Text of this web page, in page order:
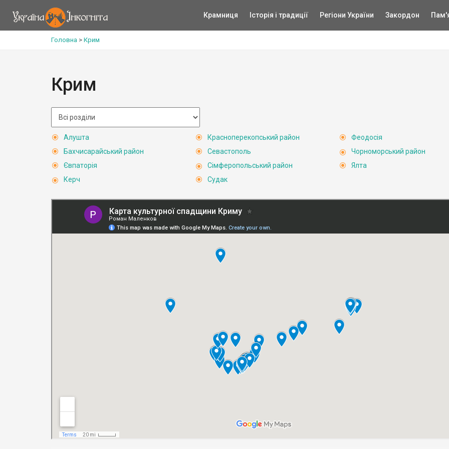
Крамниця Історія і традиції Регіони України Закордон
Головна > Крим
Крим
Алушта
Бахчисарайський район
Євпаторія
Керч
Красноперекопський район
Севастополь
Сімферопольський район
Судак
Феодосія
Чорноморський район
Ялта